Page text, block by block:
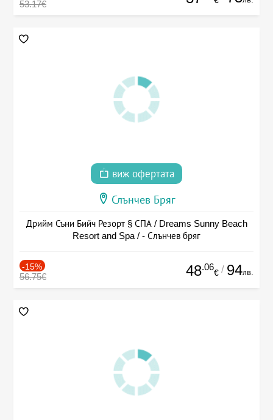
53.17€
виж офертата
Слънчев Бряг
Дрийм Съни Бийч Резорт § СПА / Dreams Sunny Beach
Resort and Spa / - Слънчев бряг
-15%
56.75€ 48.06
€ / 94лв.